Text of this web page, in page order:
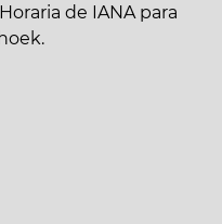
de IANA para